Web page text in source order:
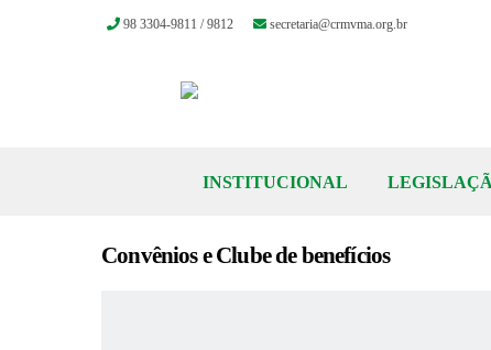
INSTITUCIONAL
98 3304-9811 / 9812 secretaria@crmvma.org.br
Convênios e Clube de benefícios